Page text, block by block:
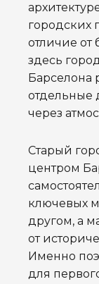
городских
отличие от
здесь
Барселона
отдельные
через
Старый
центром
ключевых
другом, а
от
Именно
для